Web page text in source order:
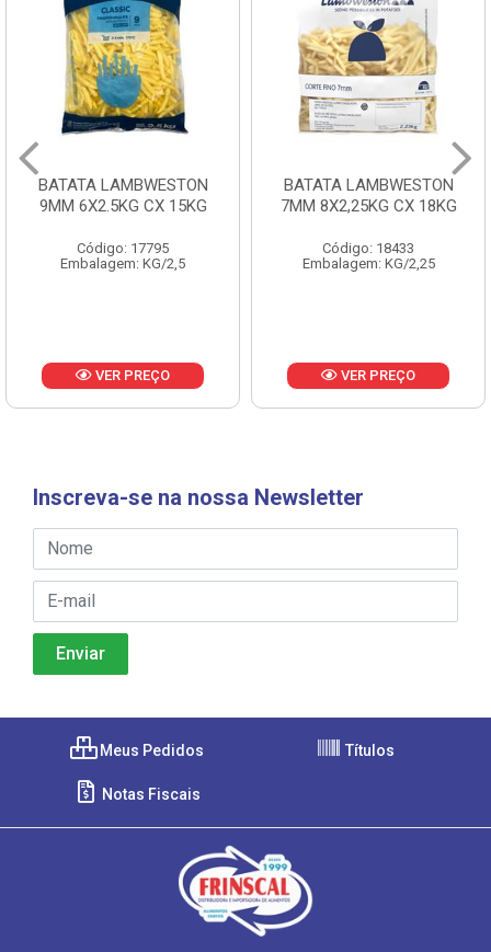
BATATA LAMBWESTON
9MM 6X2.5KG CX 15KG
Código: 17795
Embalagem: KG/2,5
VER PREÇO
BATATA LAMBWESTON
7MM 8X2,25KG CX 18KG
Código: 18433
Embalagem: KG/2,25
VER PREÇO
Inscreva-se na nossa Newsletter
Meus Pedidos Títulos
Notas Fiscais